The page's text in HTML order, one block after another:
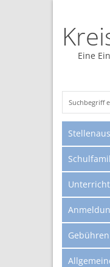
Eine
Gebühren